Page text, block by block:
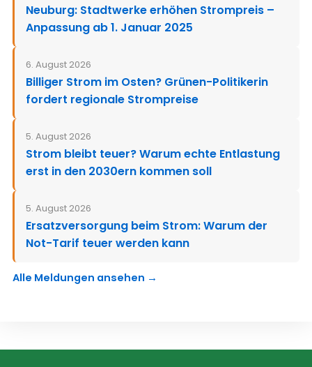
Neuburg: Stadtwerke erhöhen Strompreis –
Anpassung ab 1. Januar 2025
6. August 2026
Billiger Strom im Osten? Grünen-Politikerin
fordert regionale Strompreise
5. August 2026
Strom bleibt teuer? Warum echte Entlastung
erst in den 2030ern kommen soll
5. August 2026
Ersatzversorgung beim Strom: Warum der
Not-Tarif teuer werden kann
Alle Meldungen ansehen →